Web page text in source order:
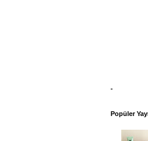
-
Popüler